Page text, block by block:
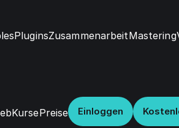
PluginsZusammenarbeitMastering
KursePreise Einloggen